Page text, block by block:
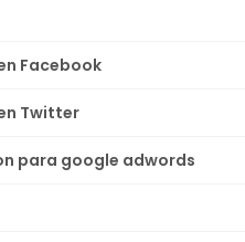
Facebook
Twitter
para google adwords